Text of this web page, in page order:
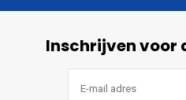
Inschrijven voor